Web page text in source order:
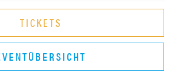
TICKETS